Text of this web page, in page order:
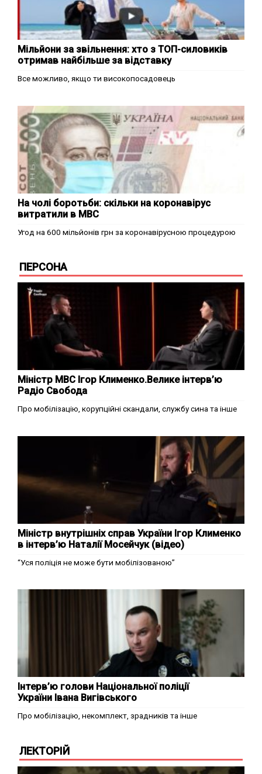
Мільйони за звільнення: хто з ТОП-силовиків
отримав найбільше за відставку
Все можливо, якщо ти високопосадовець
На чолі боротьби: скільки на коронавірус
витратили в МВС
Угод на 600 мільйонів грн за коронавірусною процедурою
ПЕРСОНА
Міністр МВС Ігор Клименко.Велике інтерв’ю
Радіо Свобода
Про мобілізацію, корупційні скандали, службу сина та інше
Міністр внутрішніх справ України Ігор Клименко
в інтерв’ю Наталії Мосейчук (відео)
“Уся поліція не може бути мобілізованою”
Інтерв’ю голови Національної поліції
України Івана Вигівського
Про мобілізацію, некомплект, зрадників та інше
ЛЕКТОРІЙ